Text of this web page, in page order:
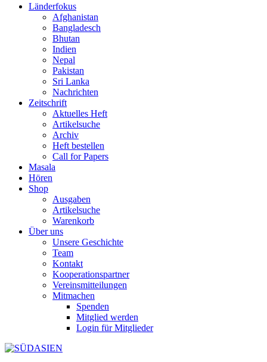
Länderfokus
Afghanistan
Bangladesch
Bhutan
Indien
Nepal
Pakistan
Sri Lanka
Nachrichten
Zeitschrift
Aktuelles Heft
Artikelsuche
Archiv
Heft bestellen
Call for Papers
Masala
Hören
Shop
Ausgaben
Artikelsuche
Warenkorb
Über uns
Unsere Geschichte
Team
Kontakt
Kooperationspartner
Vereinsmitteilungen
Mitmachen
Spenden
Mitglied werden
Login für Mitglieder